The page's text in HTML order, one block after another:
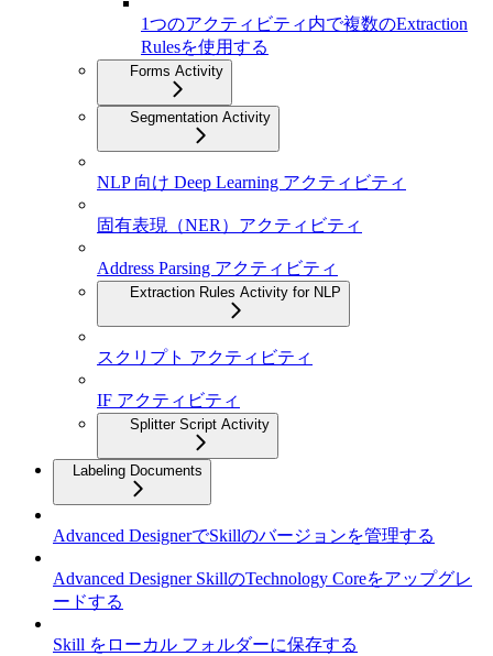
1つのアクティビティ内で複数のExtraction
Rulesを使用する
Forms Activity
Segmentation Activity
NLP 向け Deep Learning アクティビティ
固有表現（NER）アクティビティ
Address Parsing アクティビティ
Extraction Rules Activity for NLP
スクリプト アクティビティ
IF アクティビティ
Splitter Script Activity
Labeling Documents
Advanced DesignerでSkillのバージョンを管理する
Advanced Designer SkillのTechnology Coreをアップグレ
ードする
Skill をローカル フォルダーに保存する